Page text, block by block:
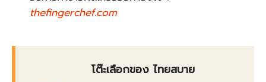
thefingerchef.com
โต๊ะเลือกของ ไทยสบาย